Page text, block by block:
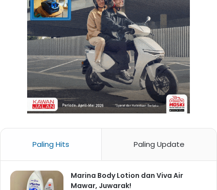
Paling Hits Paling Update
Marina Body Lotion dan Viva Air
Mawar, Juwarak!